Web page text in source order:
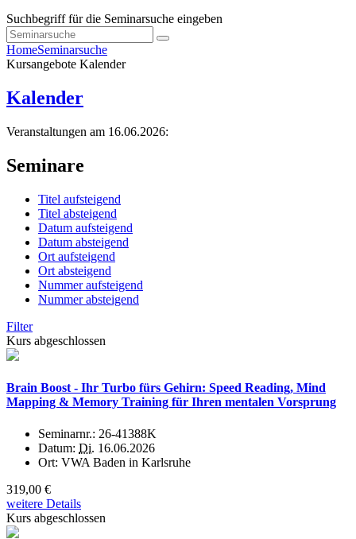
Suchbegriff für die Seminarsuche eingeben
HomeSeminarsuche
Kursangebote Kalender
Kalender
Veranstaltungen am 16.06.2026:
Seminare
Titel aufsteigend
Titel absteigend
Datum aufsteigend
Datum absteigend
Ort aufsteigend
Ort absteigend
Nummer aufsteigend
Nummer absteigend
Filter
Kurs abgeschlossen
Brain Boost - Ihr Turbo fürs Gehirn: Speed Reading, Mind
Mapping & Memory Training für Ihren mentalen Vorsprung
Seminarnr.: 26-41388K
Datum: Di. 16.06.2026
Ort: VWA Baden in Karlsruhe
319,00 €
weitere Details
Kurs abgeschlossen